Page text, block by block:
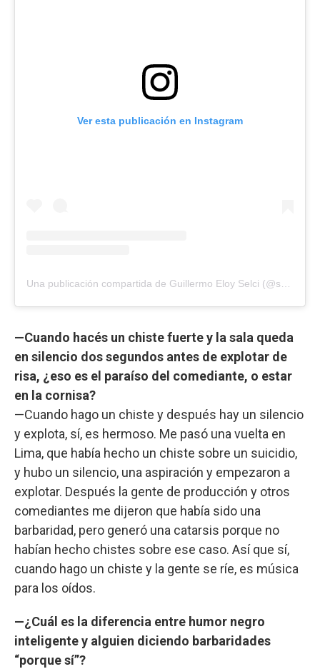
Ver esta publicación en Instagram
—Cuando hacés un chiste fuerte y la sala queda
en silencio dos segundos antes de explotar de
risa, ¿eso es el paraíso del comediante, o estar
en la cornisa?
—Cuando hago un chiste y después hay un silencio
y explota, sí, es hermoso. Me pasó una vuelta en
Lima, que había hecho un chiste sobre un suicidio,
y hubo un silencio, una aspiración y empezaron a
explotar. Después la gente de producción y otros
comediantes me dijeron que había sido una
barbaridad, pero generó una catarsis porque no
habían hecho chistes sobre ese caso. Así que sí,
cuando hago un chiste y la gente se ríe, es música
para los oídos.
—¿Cuál es la diferencia entre humor negro
inteligente y alguien diciendo barbaridades
“porque sí”?